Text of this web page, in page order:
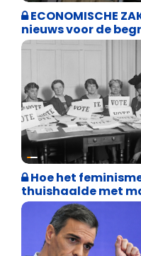
ECONOMISCHE
nieuws voor de
Cultuuroorlog
Hoe het
thuishaalde met